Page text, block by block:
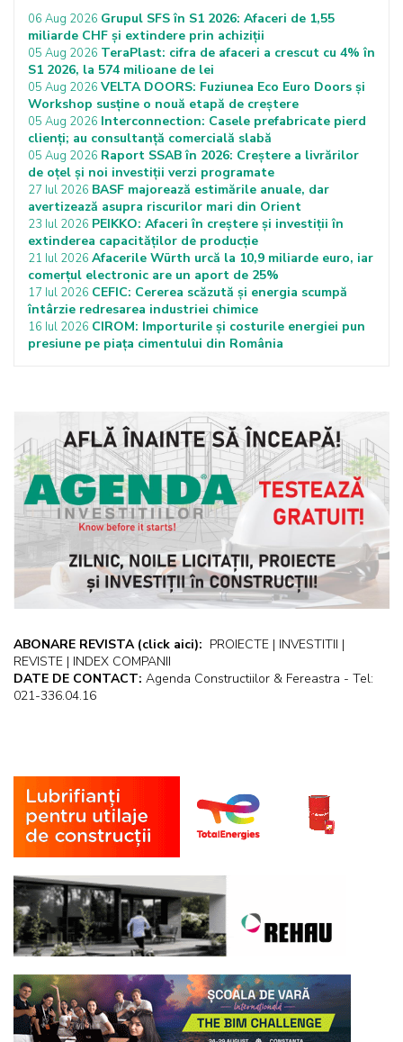
06 Aug 2026 Grupul SFS în S1 2026: Afaceri de 1,55
miliarde CHF și extindere prin achiziții
05 Aug 2026 TeraPlast: cifra de afaceri a crescut cu 4% în
S1 2026, la 574 milioane de lei
05 Aug 2026 VELTA DOORS: Fuziunea Eco Euro Doors și
Workshop susține o nouă etapă de creștere
05 Aug 2026 Interconnection: Casele prefabricate pierd
clienți; au consultanță comercială slabă
05 Aug 2026 Raport SSAB în 2026: Creștere a livrărilor
de oțel și noi investiții verzi programate
27 Iul 2026 BASF majorează estimările anuale, dar
avertizează asupra riscurilor mari din Orient
23 Iul 2026 PEIKKO: Afaceri în creștere și investiții în
extinderea capacităților de producție
21 Iul 2026 Afacerile Würth urcă la 10,9 miliarde euro, iar
comerțul electronic are un aport de 25%
17 Iul 2026 CEFIC: Cererea scăzută și energia scumpă
întârzie redresarea industriei chimice
16 Iul 2026 CIROM: Importurile și costurile energiei pun
presiune pe piața cimentului din România
ABONARE REVISTA (click aici): PROIECTE | INVESTITII |
REVISTE | INDEX COMPANII
DATE DE CONTACT: Agenda Constructiilor & Fereastra - Tel:
021-336.04.16